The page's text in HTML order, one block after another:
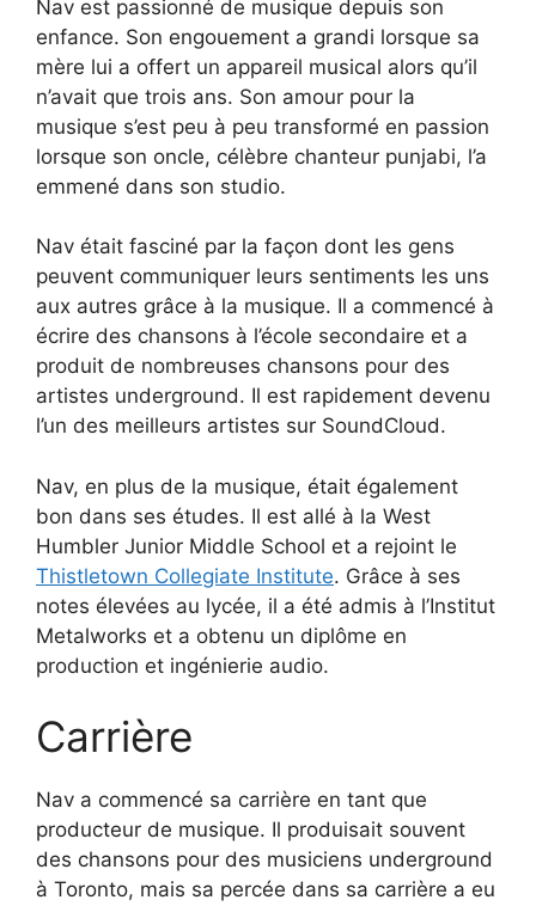
Nav est passionné de musique depuis son
enfance. Son engouement a grandi lorsque sa
mère lui a offert un appareil musical alors qu’il
n’avait que trois ans. Son amour pour la
musique s’est peu à peu transformé en passion
lorsque son oncle, célèbre chanteur punjabi, l’a
emmené dans son studio.
Nav était fasciné par la façon dont les gens
peuvent communiquer leurs sentiments les uns
aux autres grâce à la musique. Il a commencé à
écrire des chansons à l’école secondaire et a
produit de nombreuses chansons pour des
artistes underground. Il est rapidement devenu
l’un des meilleurs artistes sur SoundCloud.
Nav, en plus de la musique, était également
bon dans ses études. Il est allé à la West
Humbler Junior Middle School et a rejoint le
Thistletown Collegiate Institute. Grâce à ses
notes élevées au lycée, il a été admis à l’Institut
Metalworks et a obtenu un diplôme en
production et ingénierie audio.
Carrière
Nav a commencé sa carrière en tant que
producteur de musique. Il produisait souvent
des chansons pour des musiciens underground
à Toronto, mais sa percée dans sa carrière a eu